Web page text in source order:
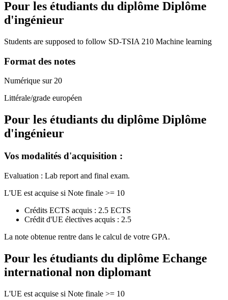
Pour les étudiants du diplôme Diplôme
d'ingénieur
Students are supposed to follow SD-TSIA 210 Machine learning
Format des notes
Numérique sur 20
Littérale/grade européen
Pour les étudiants du diplôme Diplôme
d'ingénieur
Vos modalités d'acquisition :
Evaluation : Lab report and final exam.
L'UE est acquise si Note finale >= 10
Crédits ECTS acquis : 2.5 ECTS
Crédit d'UE électives acquis : 2.5
La note obtenue rentre dans le calcul de votre GPA.
Pour les étudiants du diplôme Echange
international non diplomant
L'UE est acquise si Note finale >= 10